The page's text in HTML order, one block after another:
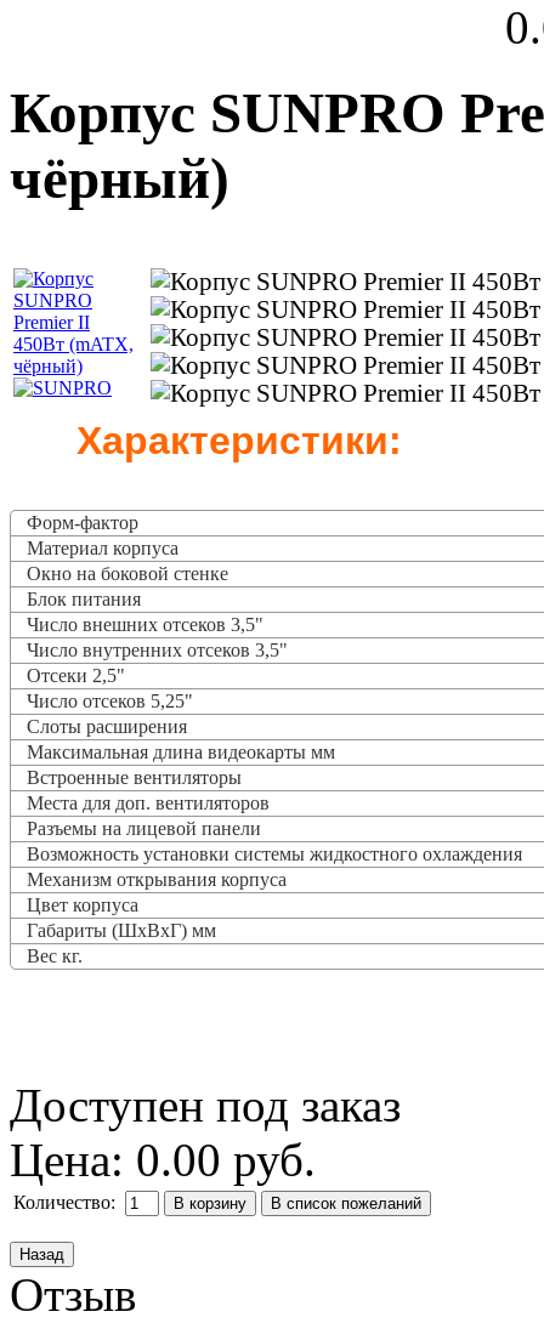
Корпус SUNPRO
чёрный)
Характеристики:
Форм-фактор
Материал корпуса
Окно на боковой стенке
Блок питания
Число внешних отсеков 3,5"
Число внутренних отсеков 3,5"
Отсеки 2,5"
Число отсеков 5,25"
Слоты расширения
Максимальная длина видеокарты мм
Встроенные вентиляторы
Места для доп. вентиляторов
Разъемы на лицевой панели
Возможность установки системы жидкостного охлаждения
Механизм открывания корпуса
Цвет корпуса
Габариты (ШхВхГ) мм
Вес кг.
Доступен под заказ
Цена: 0.00 руб.
Количество:
Отзыв